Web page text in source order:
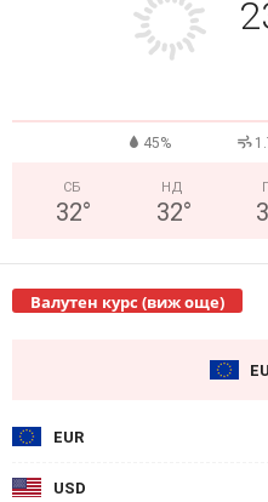
45%
СБ
32°
НД
32°
Валутен курс (виж още)
EUR
USD